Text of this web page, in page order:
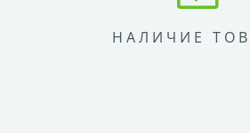
НАЛИЧИЕ